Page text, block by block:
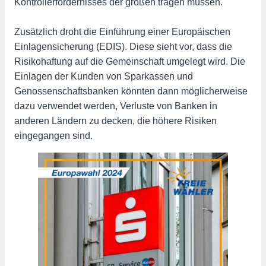
Kontrollerfordernisses der großen tragen müssen.
Zusätzlich droht die Einführung einer Europäischen
Einlagensicherung (EDIS). Diese sieht vor, dass die
Risikohaftung auf die Gemeinschaft umgelegt wird. Die
Einlagen der Kunden von Sparkassen und
Genossenschaftsbanken könnten dann möglicherweise
dazu verwendet werden, Verluste von Banken in
anderen Ländern zu decken, die höhere Risiken
eingegangen sind.